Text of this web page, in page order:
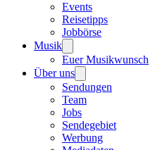
Events
Reisetipps
Jobbörse
Musik
Euer Musikwunsch
Über uns
Sendungen
Team
Jobs
Sendegebiet
Werbung